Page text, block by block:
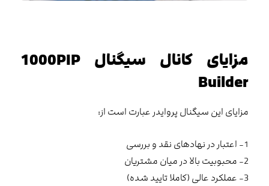
مزایای کانال سیگنال 1000PIP
Builder
مزایای این سیگنال پروایدر عبارت است از:
1- اعتبار در نهادهای نقد و بررسی
2- محبوبیت بالا در میان مشتریان
3- عملکرد عالی (کاملا تایید شده)